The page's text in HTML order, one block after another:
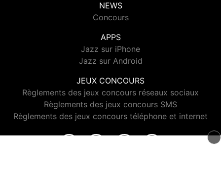
NEWS
Concours
APPS
Jazz sur iPhone
Jazz sur Android
JEUX CONCOURS
Règlements des jeux concours réseaux sociaux
Règlements des jeux concours SMS
Règlements des jeux concours téléphone et internet